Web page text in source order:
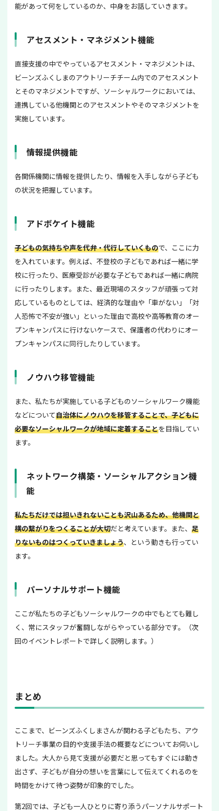
能があって何をしているのか、中身をお話していきます。
アセスメント・マネジメント機能
直接支援の中でやっているアセスメント・マネジメントは、
ビーンズふくしまのアウトリーチチーム内でのアセスメント
とそのマネジメントですが、ソーシャルワークにおいては、
連携している他機関とのアセスメントやそのマネジメントを
実施しています。
情報提供機能
各関係機関に情報を提供したり、情報を入手しながら子ども
の状況を把握しています。
アドボケイト機能
子どもの気持ちや声を代弁・代行していくもので、ここに力
を入れています。例えば、不登校の子どもであれば一緒に学
校に行ったり、医療受診が必要な子どもであれば一緒に病院
に行ったりします。また、最近現場のスタッフが頑張って対
応しているものとしては、経済的な理由や「車がない」「対
人恐怖で不安が強い」といった理由で高校や高等教育のオー
プンキャンパスに行けないケースで、保護者の代わりにオー
プンキャンパスに同行したりしています。
ノウハウ移管機能
また、私たちが実施している子どものソーシャルワーク機能
などについて自治体にノウハウを移管することで、子どもに
必要なソーシャルワークが地域に定着することを目指してい
ます。
ネットワーク構築・ソーシャルアクション機
能
私たちだけでは担いきれないことも沢山あるため、他機関と
横の繋がりをつくることが大切だと考えています。また、 足
りないものはつくっていきましょう、という動きも行ってい
ます。
パーソナルサポート機能
ここが私たちの子どもソーシャルワークの中でもとても難し
く、常にスタッフが奮闘しながらやっている部分です。（次
回のイベントレポートで詳しく説明します。）
まとめ
ここまで、ビーンズふくしまさんが関わる子どもたち、アウ
トリーチ事業の目的や支援手法の概要などについてお伺いし
ました。大人から見て支援が必要だと思ってもすぐには動き
出さず、子どもが自分の想いを言葉にして伝えてくれるのを
時間をかけて待つ姿勢が印象的でした。
第2回では、子ども一人ひとりに寄り添うパーソナルサポート